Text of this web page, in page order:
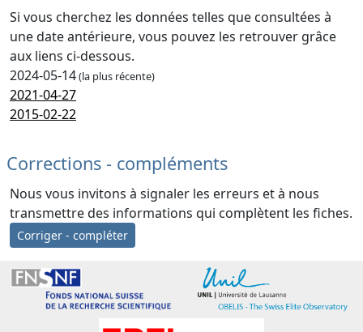
Si vous cherchez les données telles que consultées à
une date antérieure, vous pouvez les retrouver grâce
aux liens ci-dessous.
2024-05-14(la plus récente)
2021-04-27
2015-02-22
Corrections - compléments
Nous vous invitons à signaler les erreurs et à nous
transmettre des informations qui complètent les fiches.
Corriger - compléter